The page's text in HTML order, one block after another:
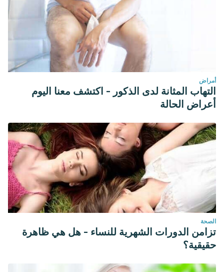
أمراض
التهاب المثانة لدى الذكور - اكتشف معنا اليوم
أعراض الحالة
الصحة
تزامن الدورات الشهرية للنساء - هل هي ظاهرة
حقيقية؟